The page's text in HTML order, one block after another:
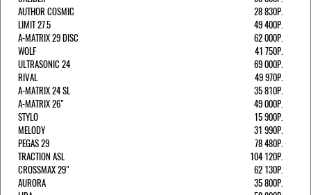
AUTHOR COSMIC
28 830Р.
LIMIT 27.5
49 400Р.
A-MATRIX 29 DISC
62 000Р.
WOLF
41 750Р.
ULTRASONIC 24
69 000Р.
RIVAL
49 970Р.
A-MATRIX 24 SL
35 810Р.
A-MATRIX 26"
49 000Р.
STYLO
15 900Р.
MELODY
31 990Р.
PEGAS 29
78 480Р.
TRACTION ASL
104 120Р.
CROSSMAX 29"
62 130Р.
AURORA
35 800Р.